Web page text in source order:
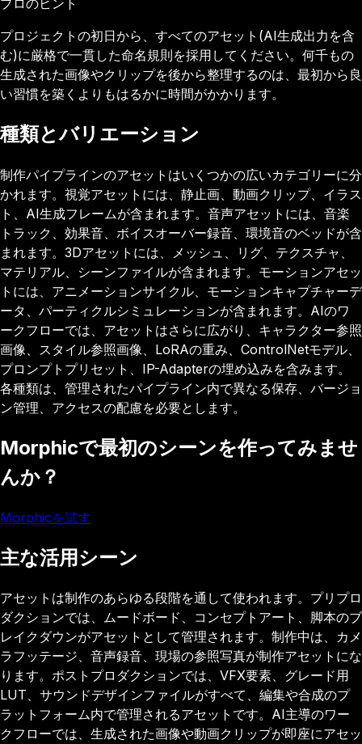
プロのヒント
プロジェクトの初日から、すべてのアセット(AI生成出力を含
む)に厳格で一貫した命名規則を採用してください。何千もの
生成された画像やクリップを後から整理するのは、最初から良
い習慣を築くよりもはるかに時間がかかります。
種類とバリエーション
制作パイプラインのアセットはいくつかの広いカテゴリーに分
かれます。視覚アセットには、静止画、動画クリップ、イラス
ト、AI生成フレームが含まれます。音声アセットには、音楽
トラック、効果音、ボイスオーバー録音、環境音のベッドが含
まれます。3Dアセットには、メッシュ、リグ、テクスチャ、
マテリアル、シーンファイルが含まれます。モーションアセッ
トには、アニメーションサイクル、モーションキャプチャーデ
ータ、パーティクルシミュレーションが含まれます。AIのワ
ークフローでは、アセットはさらに広がり、キャラクター参照
画像、スタイル参照画像、LoRAの重み、ControlNetモデル、
プロンプトプリセット、IP-Adapterの埋め込みを含みます。
各種類は、管理されたパイプライン内で異なる保存、バージョ
ン管理、アクセスの配慮を必要とします。
Morphicで最初のシーンを作ってみませ
んか？
Morphicを試す
主な活用シーン
アセットは制作のあらゆる段階を通して使われます。プリプロ
ダクションでは、ムードボード、コンセプトアート、脚本のブ
レイクダウンがアセットとして管理されます。制作中は、カメ
ラフッテージ、音声録音、現場の参照写真が制作アセットにな
ります。ポストプロダクションでは、VFX要素、グレード用
LUT、サウンドデザインファイルがすべて、編集や合成のプ
ラットフォーム内で管理されるアセットです。AI主導のワー
クフローでは、生成された画像や動画クリップが即座にアセッ